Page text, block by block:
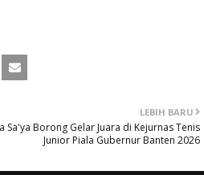
LEBIH BARU
Sa'ya Borong Gelar Juara di Kejurnas Tenis
Junior Piala Gubernur Banten 2026